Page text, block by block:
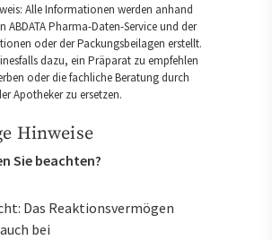
Alle Informationen werden anhand
ABDATA Pharma-Daten-Service und der
oder der Packungsbeilagen erstellt.
dazu, ein Präparat zu empfehlen
oder die fachliche Beratung durch
Apotheker zu ersetzen.
Hinweise
Sie beachten?
Das Reaktionsvermögen
bei